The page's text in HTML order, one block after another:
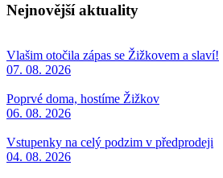
Nejnovější aktuality
Vlašim otočila zápas se Žižkovem a slaví!
07. 08. 2026
Poprvé doma, hostíme Žižkov
06. 08. 2026
Vstupenky na celý podzim v předprodeji
04. 08. 2026